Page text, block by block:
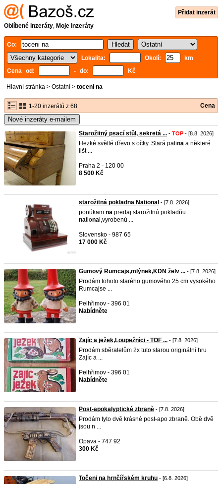
Přidat inzerát
Oblíbené inzeráty, Moje inzeráty
Co:
Lokalita:
Okolí:
km
Cena od:
- do: Kč
Hlavní stránka > Ostatní > toceni na
1-20 inzerátů z 68 Cena
Nové inzeráty e-mailem
Starožitný psací stůl, sekretá ... - TOP - [8.8. 2026]
Hezké světlé dřevo s očky. Stará patina a některé
lišt ...
Praha 2 - 120 00
8 500 Kč
starožitná pokladna National - [7.8. 2026]
ponúkam na predaj starožitnú pokladňu
nationa l,vyrobenú ...
Slovensko - 987 65
17 000 Kč
Gumový Rumcajs,mlýnek,KDN želv ... - [7.8. 2026]
Prodám tohoto starého gumového 25 cm vysokého
Rumcajse ...
Pelhřimov - 396 01
Nabídněte
Zajíc a ježek,Loupežníci - TOF ... - [7.8. 2026]
Prodám sběratelům 2x tuto starou originální hru
Zajíc a ...
Pelhřimov - 396 01
Nabídněte
Post-apokalyptické zbraně - [7.8. 2026]
Prodám tyto dvě krásné post-apo zbraně. Obě dvě
jsou n ...
Opava - 747 92
300 Kč
Točeni na hrnčířském kruhu - [6.8. 2026]